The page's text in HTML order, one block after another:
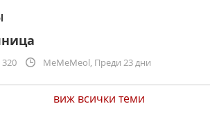
320 MeMeMeol, Преди 23 дни
виж всички теми